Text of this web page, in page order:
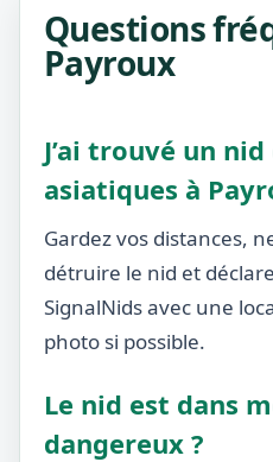
Questions
Payroux
J’ai trouvé un
asiatiques à
Gardez vos distances,
détruire le nid et
SignalNids avec une
photo si possible.
Le nid est dans
dangereux ?